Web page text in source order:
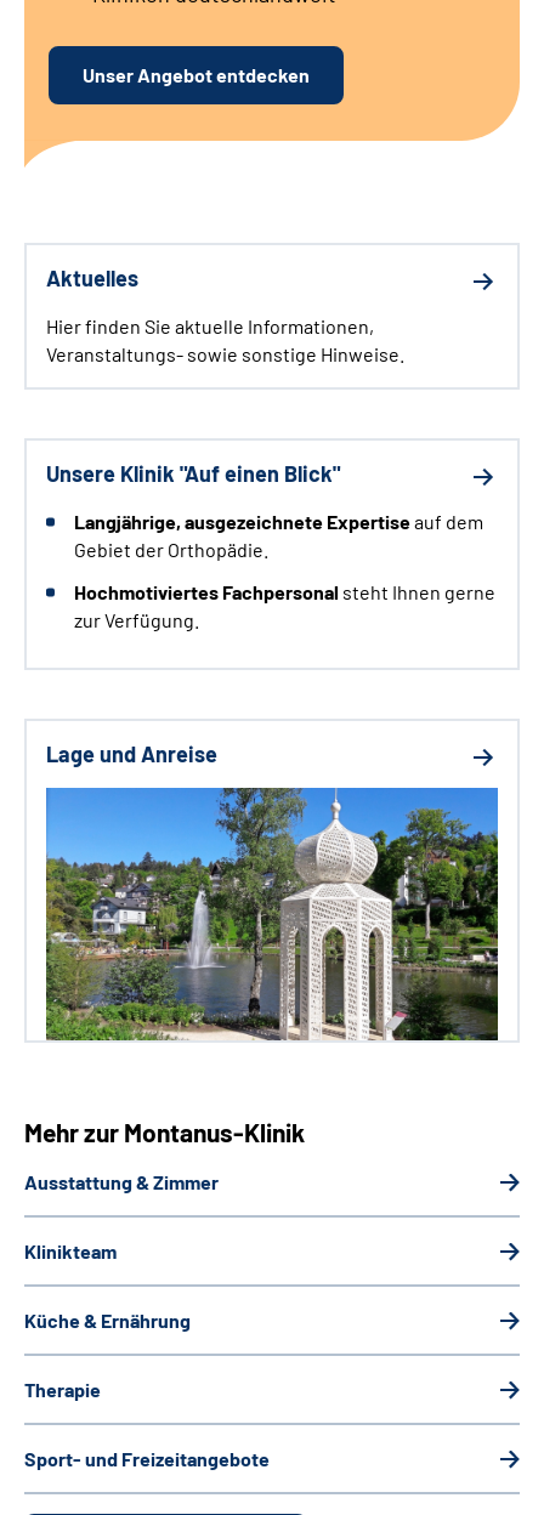
Unser Angebot entdecken
Aktuelles
Hier finden Sie aktuelle Informationen,
Veranstaltungs- sowie sonstige Hinweise.
Unsere Klinik "Auf einen Blick"
Langjährige, ausgezeichnete Expertiseauf dem
Gebiet der Orthopädie.
Hochmotiviertes Fachpersonal steht Ihnen gerne
zur Verfügung.
Lage und Anreise
Mehr zur Montanus-Klinik
Ausstattung & Zimmer
Klinikteam
Küche & Ernährung
Therapie
Sport- und Freizeitangebote